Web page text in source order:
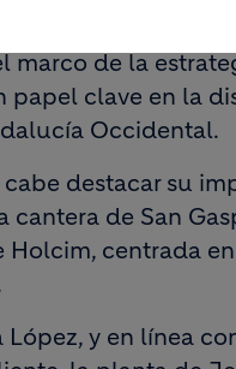
diversas
de la
papel clave en la
Occidental.
destacar su
de San
centrada
y en línea